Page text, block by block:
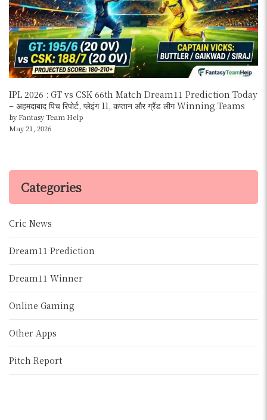
IPL 2026 : GT vs CSK 66th Match Dream11 Prediction Today
– अहमदाबाद पिच रिपोर्ट, प्लेइंग 11, कप्तान और ग्रैंड लीग Winning Teams
by Fantasy Team Help
May 21, 2026
Categories
Cric News
Dream11 Prediction
Dream11 Winner
Online Gaming
Other Apps
Pitch Report